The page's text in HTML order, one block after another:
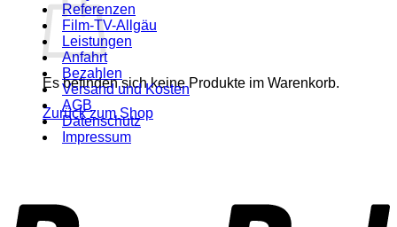
Es befinden sich keine Produkte im Warenkorb.
Zurück zum Shop
Referenzen
Film-TV-Allgäu
Leistungen
Anfahrt
Bezahlen
Versand und Kosten
AGB
Datenschutz
Impressum